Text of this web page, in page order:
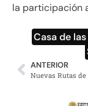
la participación
Casa de
ANTERIOR